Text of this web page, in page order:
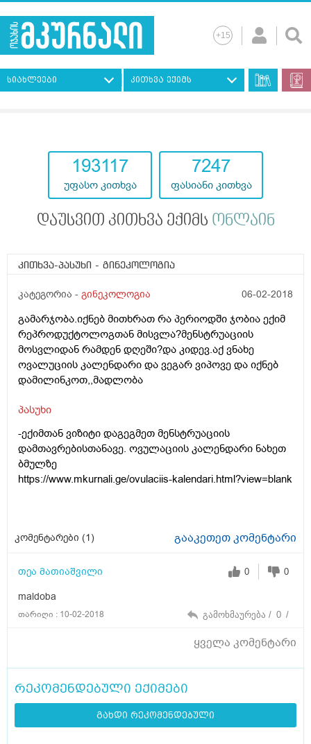
სიახლეები კითხვა ექიმს
193117
უფასო კითხვა
7247
ფასიანი კითხვა
დაუსვით კითხვა ექიმს ონლაინ
კითხვა-პასუხი - გინეკოლოგია
კატეგორია - გინეკოლოგია 06-02-2018
გამარჯობა.იქნებ მითხრათ რა პერიოდში ჯობია ექიმ
რეპროდუქტოლოგთან მისვლა?მენსტრუაციის
მოსვლიდან რამდენ დღეში?და კიდევ.აქ ვნახე
ოვალუციის კალენდარი და ვეგარ ვიპოვე და იქნებ
დამილინკოთ,,მადლობა
პასუხი
-ექიმთან ვიზიტი დაგეგმეთ მენსტრუაციის
დამთავრებისთანავე. ოვულაციის კალენდარი ნახეთ
ბმულზე
https://www.mkurnali.ge/ovulaciis-kalendari.html?view=blank
კომენტარები (1) გააკეთეთ კომენტარი
თეა მათიაშვილი 0 0
maldoba
თარიღი : 10-02-2018 გამოხმაურება / 0 /
ყველა კომენტარი
რეკომენდებული ექიმები
გახდი რეკომენდებული